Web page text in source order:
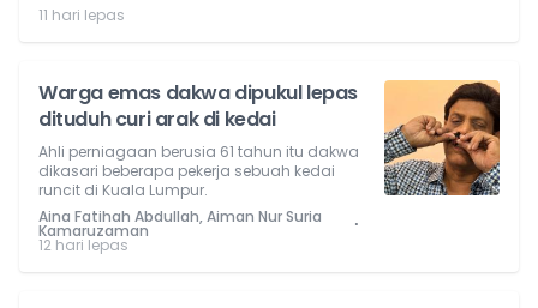
11 hari lepas
Warga emas dakwa dipukul lepas
dituduh curi arak di kedai
Ahli perniagaan berusia 61 tahun itu dakwa
dikasari beberapa pekerja sebuah kedai
runcit di Kuala Lumpur.
Aina Fatihah Abdullah, Aiman Nur Suria
Kamaruzaman ⋅
12 hari lepas